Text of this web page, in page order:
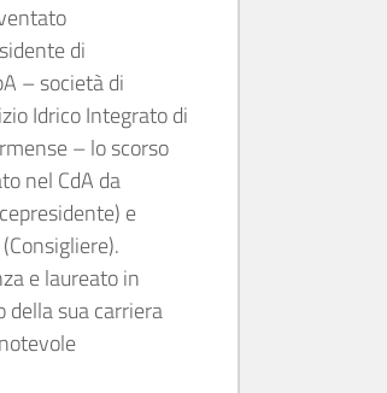
di
– società di
Idrico Integrato di
– lo scorso
nel CdA da
e
e laureato in
della sua carriera